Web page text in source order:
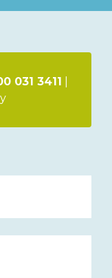
031 3411